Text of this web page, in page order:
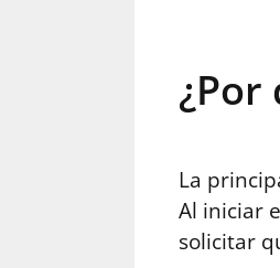
¿Por
La
Al iniciar
solicitar